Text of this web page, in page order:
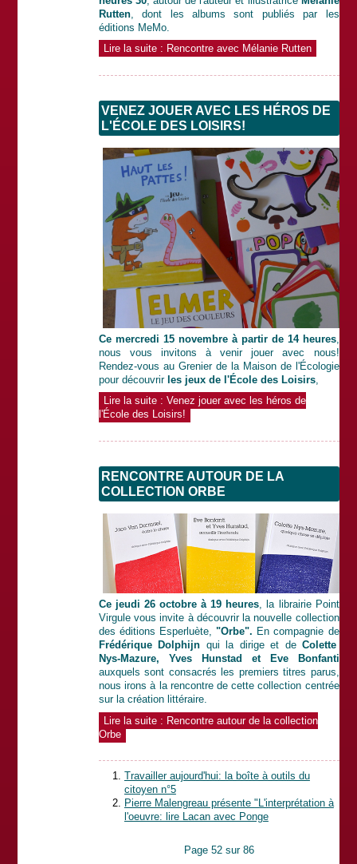
Rutten, dont les albums sont publiés par les
éditions MeMo.
Lire la suite : Rencontre avec Mélanie Rutten
VENEZ JOUER AVEC LES HÉROS DE
L'ÉCOLE DES LOISIRS!
Ce mercredi 15 novembre à partir de 14 heures,
nous vous invitons à venir jouer avec nous!
Rendez-vous au Grenier de la Maison de l'Écologie
pour découvrir les jeux de l'École des Loisirs,
Lire la suite : Venez jouer avec les héros de
l'École des Loisirs!
RENCONTRE AUTOUR DE LA
COLLECTION ORBE
Ce jeudi 26 octobre à 19 heures, la librairie Point
Virgule vous invite à découvrir la nouvelle collection
des éditions Esperluète,"Orbe". En compagnie de
Frédérique Dolphijn qui la dirige et deColette
Nys-Mazure, Yves Hunstad et Eve Bonfanti
auxquels sont consacrés les premiers titres parus,
nous irons à la rencontre de cette collection centrée
sur la création littéraire.
Lire la suite : Rencontre autour de la collection
Orbe
Travailler aujourd'hui: la boîte à outils du
citoyen n°5
Pierre Malengreau présente "L'interprétation à
l'oeuvre: lire Lacan avec Ponge
Page 52 sur 86